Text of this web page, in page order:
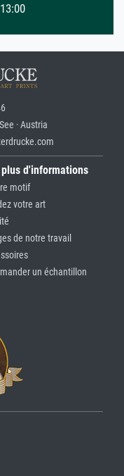
· Austria
plus d'informations
motif
votre art
de notre travail
un échantillon